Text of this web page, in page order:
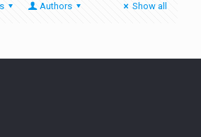
Authors Show all